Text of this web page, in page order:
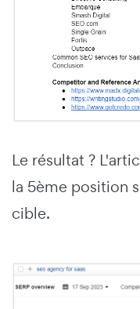
Le résultat ?
la 5ème position
cible.